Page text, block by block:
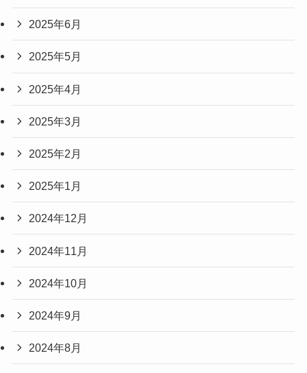
2025年6月
2025年5月
2025年4月
2025年3月
2025年2月
2025年1月
2024年12月
2024年11月
2024年10月
2024年9月
2024年8月